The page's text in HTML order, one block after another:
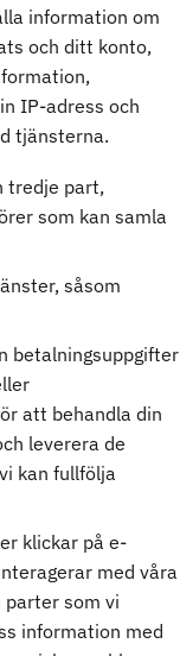
information om
och ditt konto,
IP-adress och
tjänsterna.
tredje part,
som kan samla
såsom
betalningsuppgifter
att behandla din
leverera de
kan fullfölja
klickar på e-
med våra
som vi
information med